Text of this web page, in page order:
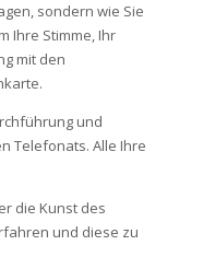
sondern wie Sie
Ihre Stimme, Ihr
mit den
und
Telefonats. Alle Ihre
die Kunst des
und diese zu